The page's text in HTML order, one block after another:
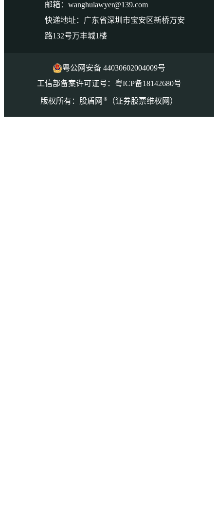
邮箱：wanghulawyer@139.com
快递地址：广东省深圳市宝安区新桥万安
路132号万丰城1楼
粤公网安备 44030602004009号
工信部备案许可证号：粤ICP备18142680号
版权所有：股盾网 ® （证券股票维权网）